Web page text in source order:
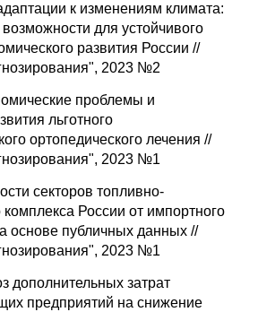
к изменениям климата:
для устойчивого
развития России //
2023 №2
проблемы и
льготного
ортопедического лечения //
2023 №1
секторов топливно-
комплекса России от импортного
основе публичных данных //
2023 №1
дополнительных затрат
предприятий на снижение